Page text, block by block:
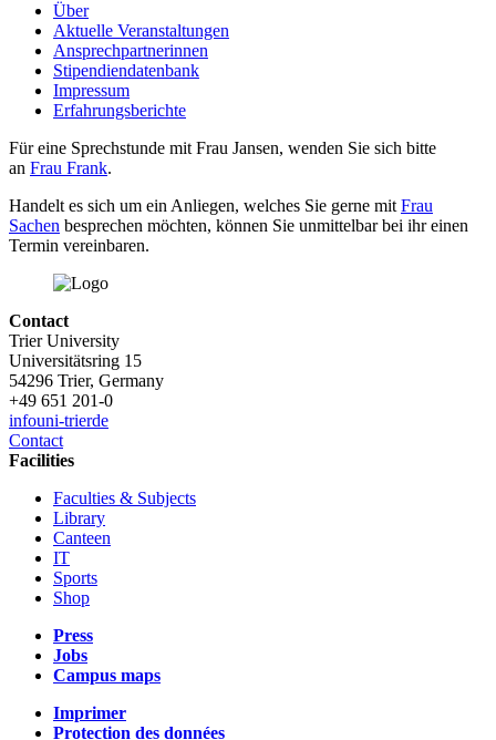
Über
Aktuelle Veranstaltungen
Ansprechpartnerinnen
Stipendiendatenbank
Impressum
Erfahrungsberichte
Für eine Sprechstunde mit Frau Jansen, wenden Sie sich bitte
an Frau Frank.
Handelt es sich um ein Anliegen, welches Sie gerne mit Frau
Sachen besprechen möchten, können Sie unmittelbar bei ihr einen
Termin vereinbaren.
Contact
Trier University
Universitätsring 15
54296 Trier, Germany
+49 651 201-0
infouni-trierde
Contact
Facilities
Faculties & Subjects
Library
Canteen
IT
Sports
Shop
Press
Jobs
Campus maps
Imprimer
Protection des données